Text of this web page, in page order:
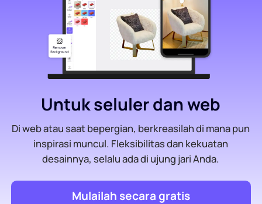
Untuk seluler dan web
Di web atau saat bepergian, berkreasilah di mana pun
inspirasi muncul. Fleksibilitas dan kekuatan
desainnya, selalu ada di ujung jari Anda.
Mulailah secara gratis